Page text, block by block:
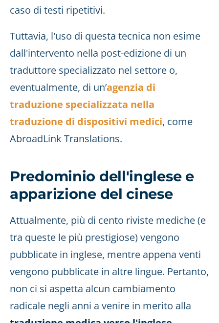
caso di testi ripetitivi.
Tuttavia, l'uso di questa tecnica non esime
dall'intervento nella post-edizione di un
traduttore specializzato nel settore o,
eventualmente, di un’agenzia di
traduzione specializzata nella
traduzione di dispositivi medici, come
AbroadLink Translations.
Predominio dell'inglese e
apparizione del cinese
Attualmente, più di cento riviste mediche (e
tra queste le più prestigiose) vengono
pubblicate in inglese, mentre appena venti
vengono pubblicate in altre lingue. Pertanto,
non ci si aspetta alcun cambiamento
radicale negli anni a venire in merito alla